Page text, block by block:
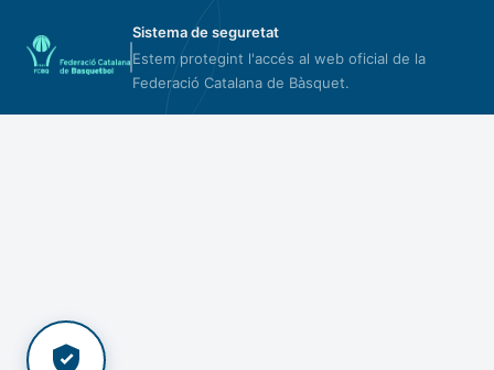
Sistema de seguretat
Estem protegint l'accés al web oficial de la
Federació Catalana de Bàsquet.